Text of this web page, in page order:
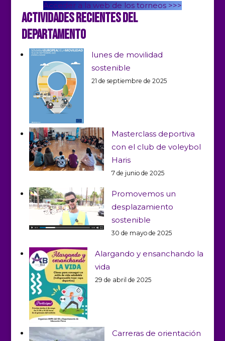
Acceder a la web de los torneos >>>
Actividades recientes del
Departamento
lunes de movilidad
sostenible
21 de septiembre de 2025
Masterclass deportiva
con el club de voleybol
Haris
7 de junio de 2025
Promovemos un
desplazamiento
sostenible
30 de mayo de 2025
Alargando y ensanchando la
vida
29 de abril de 2025
Carreras de orientación